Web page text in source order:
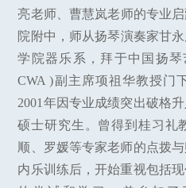
亮老师、曹慧岚老师的专业
院附中，师从扬琴演奏家甘
学院器乐系，拜于中国扬
CWA )副主席项祖华教授门
2001年因专业成绩突出破格
硕士研究生。曾得到桂习礼
顺、罗媛等专家老师的点拨
内乐训练后，开始重视包括